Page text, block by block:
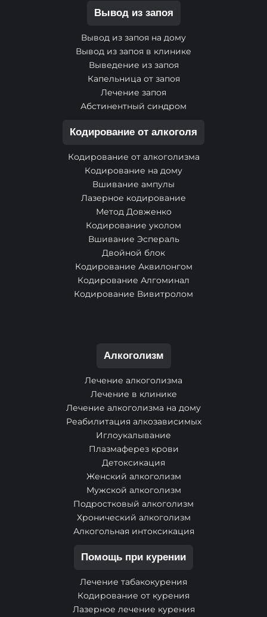
Вывод из запоя
Вывод из запоя на дому
Вывод из запоя в клинике
Выведение из запоя
Капельница от запоя
Лечение запоя
Абстинентный синдром
Кодирование от алкоголя
Кодирование от алкоголизма
Кодирование на дому
Вшивание ампулы
Лазерное кодирование
Метод Довженко
Кодирование уколом
Вшивание Эспераль
Двойной блок
Кодирование Аквилонгом
Кодирование Алгоминал
Кодирование Вивитролом
Алкоголизм
Лечение алкоголизма
Лечение в клинике
Лечение алкоголизма на дому
Реабилитация алкозависимых
Иглоукалывание
Плазмаферез крови
Детоксикация
Женский алкоголизм
Мужской алкоголизм
Подростковый алкоголизм
Хронический алкоголизм
Алкогольная интоксикация
Помощь при курении
Лечение табакокурения
Кодирование от курения
Лазерное лечение курения